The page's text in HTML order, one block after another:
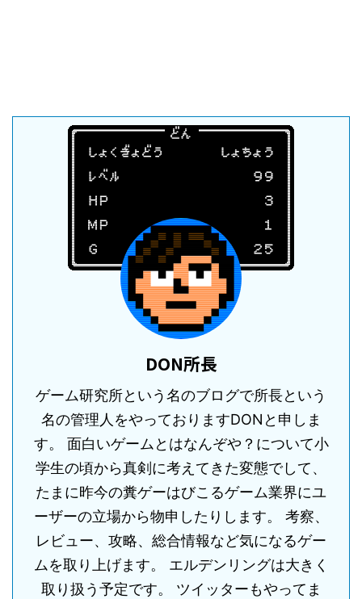
DON所長
ゲーム研究所という名のブログで所長という
名の管理人をやっておりますDONと申しま
す。 面白いゲームとはなんぞや？について小
学生の頃から真剣に考えてきた変態でして、
たまに昨今の糞ゲーはびこるゲーム業界にユ
ーザーの立場から物申したりします。 考察、
レビュー、攻略、総合情報など気になるゲー
ムを取り上げます。 エルデンリングは大きく
取り扱う予定です。 ツイッターもやってま